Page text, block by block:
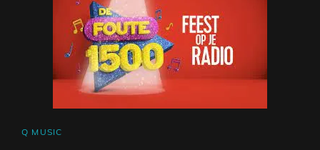
CAT
Q MUSIC